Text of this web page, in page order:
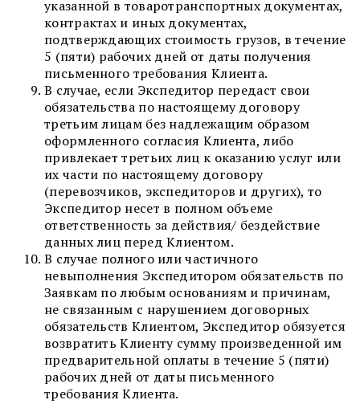
указанной в товаротранспортных документах,
контрактах и иных документах,
подтверждающих стоимость грузов, в течение
5 (пяти) рабочих дней от даты получения
письменного требования Клиента.
В случае, если Экспедитор передаст свои
обязательства по настоящему договору
третьим лицам без надлежащим образом
оформленного согласия Клиента, либо
привлекает третьих лиц к оказанию услуг или
их части по настоящему договору
(перевозчиков, экспедиторов и других), то
Экспедитор несет в полном объеме
ответственность за действия/ бездействие
данных лиц перед Клиентом.
В случае полного или частичного
невыполнения Экспедитором обязательств по
Заявкам по любым основаниям и причинам,
не связанным с нарушением договорных
обязательств Клиентом, Экспедитор обязуется
возвратить Клиенту сумму произведенной им
предварительной оплаты в течение 5 (пяти)
рабочих дней от даты письменного
требования Клиента.